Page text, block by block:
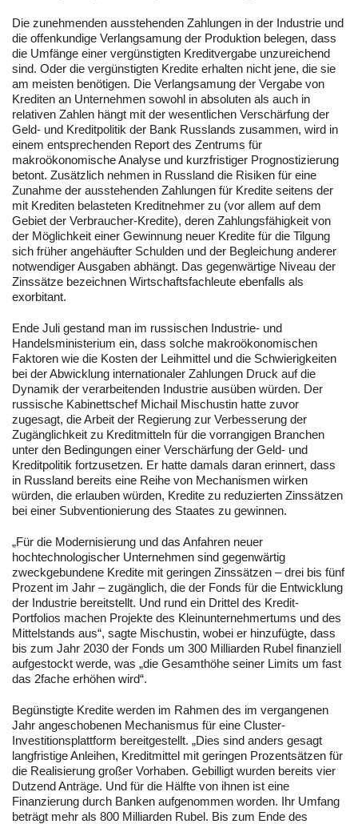
Die zunehmenden ausstehenden Zahlungen in der Industrie und
die offenkundige Verlangsamung der Produktion belegen, dass
die Umfänge einer vergünstigten Kreditvergabe unzureichend
sind. Oder die vergünstigten Kredite erhalten nicht jene, die sie
am meisten benötigen. Die Verlangsamung der Vergabe von
Krediten an Unternehmen sowohl in absoluten als auch in
relativen Zahlen hängt mit der wesentlichen Verschärfung der
Geld- und Kreditpolitik der Bank Russlands zusammen, wird in
einem entsprechenden Report des Zentrums für
makroökonomische Analyse und kurzfristiger Prognostizierung
betont. Zusätzlich nehmen in Russland die Risiken für eine
Zunahme der ausstehenden Zahlungen für Kredite seitens der
mit Krediten belasteten Kreditnehmer zu (vor allem auf dem
Gebiet der Verbraucher-Kredite), deren Zahlungsfähigkeit von
der Möglichkeit einer Gewinnung neuer Kredite für die Tilgung
sich früher angehäufter Schulden und der Begleichung anderer
notwendiger Ausgaben abhängt. Das gegenwärtige Niveau der
Zinssätze bezeichnen Wirtschaftsfachleute ebenfalls als
exorbitant.
Ende Juli gestand man im russischen Industrie- und
Handelsministerium ein, dass solche makroökonomischen
Faktoren wie die Kosten der Leihmittel und die Schwierigkeiten
bei der Abwicklung internationaler Zahlungen Druck auf die
Dynamik der verarbeitenden Industrie ausüben würden. Der
russische Kabinettschef Michail Mischustin hatte zuvor
zugesagt, die Arbeit der Regierung zur Verbesserung der
Zugänglichkeit zu Kreditmitteln für die vorrangigen Branchen
unter den Bedingungen einer Verschärfung der Geld- und
Kreditpolitik fortzusetzen. Er hatte damals daran erinnert, dass
in Russland bereits eine Reihe von Mechanismen wirken
würden, die erlauben würden, Kredite zu reduzierten Zinssätzen
bei einer Subventionierung des Staates zu gewinnen.
„Für die Modernisierung und das Anfahren neuer
hochtechnologischer Unternehmen sind gegenwärtig
zweckgebundene Kredite mit geringen Zinssätzen – drei bis fünf
Prozent im Jahr – zugänglich, die der Fonds für die Entwicklung
der Industrie bereitstellt. Und rund ein Drittel des Kredit-
Portfolios machen Projekte des Kleinunternehmertums und des
Mittelstands aus“, sagte Mischustin, wobei er hinzufügte, dass
bis zum Jahr 2030 der Fonds um 300 Milliarden Rubel finanziell
aufgestockt werde, was „die Gesamthöhe seiner Limits um fast
das 2fache erhöhen wird“.
Begünstigte Kredite werden im Rahmen des im vergangenen
Jahr angeschobenen Mechanismus für eine Cluster-
Investitionsplattform bereitgestellt. „Dies sind anders gesagt
langfristige Anleihen, Kreditmittel mit geringen Prozentsätzen für
die Realisierung großer Vorhaben. Gebilligt wurden bereits vier
Dutzend Anträge. Und für die Hälfte von ihnen ist eine
Finanzierung durch Banken aufgenommen worden. Ihr Umfang
beträgt mehr als 800 Milliarden Rubel. Bis zum Ende des